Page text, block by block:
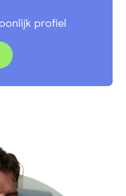
profiel